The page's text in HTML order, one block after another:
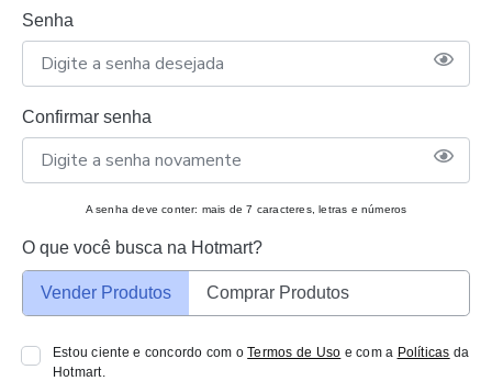
Senha
Confirmar senha
A senha deve conter: mais de 7 caracteres, letras e números
O que você busca na Hotmart?
Vender Produtos Comprar Produtos
Estou ciente e concordo com oTermos de Uso e com a Políticas da
Hotmart.